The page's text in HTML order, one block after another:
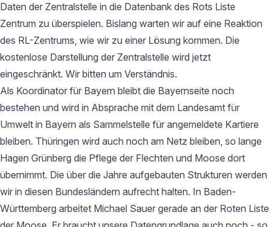
Daten der Zentralstelle in die Datenbank des Rots Liste
Zentrum zu überspielen. Bislang warten wir auf eine Reaktion
des RL-Zentrums, wie wir zu einer Lösung kommen. Die
kostenlose Darstellung der Zentralstelle wird jetzt
eingeschränkt. Wir bitten um Verständnis.
Als Koordinator für Bayern bleibt die Bayernseite noch
bestehen und wird in Absprache mit dem Landesamt für
Umwelt in Bayern als Sammelstelle für angemeldete Kartiere
bleiben. Thüringen wird auch noch am Netz bleiben, so lange
Hagen Grünberg die Pflege der Flechten und Moose dort
übernimmt. Die über die Jahre aufgebauten Strukturen werden
wir in diesen Bundesländern aufrecht halten. In Baden-
Württemberg arbeitet Michael Sauer gerade an der Roten Liste